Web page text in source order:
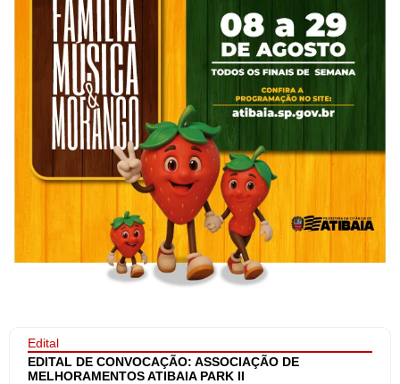
Edital
EDITAL DE CONVOCAÇÃO: ASSOCIAÇÃO DE
MELHORAMENTOS ATIBAIA PARK II